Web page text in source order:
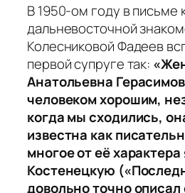
В 1950-ом году в письме
дальневосточной
Колесниковой Фадеев
первой супруге так:
Анатольевна
человеком хорошим,
когда мы сходились,
известна как
многое от её
Костенецкую
довольно точно